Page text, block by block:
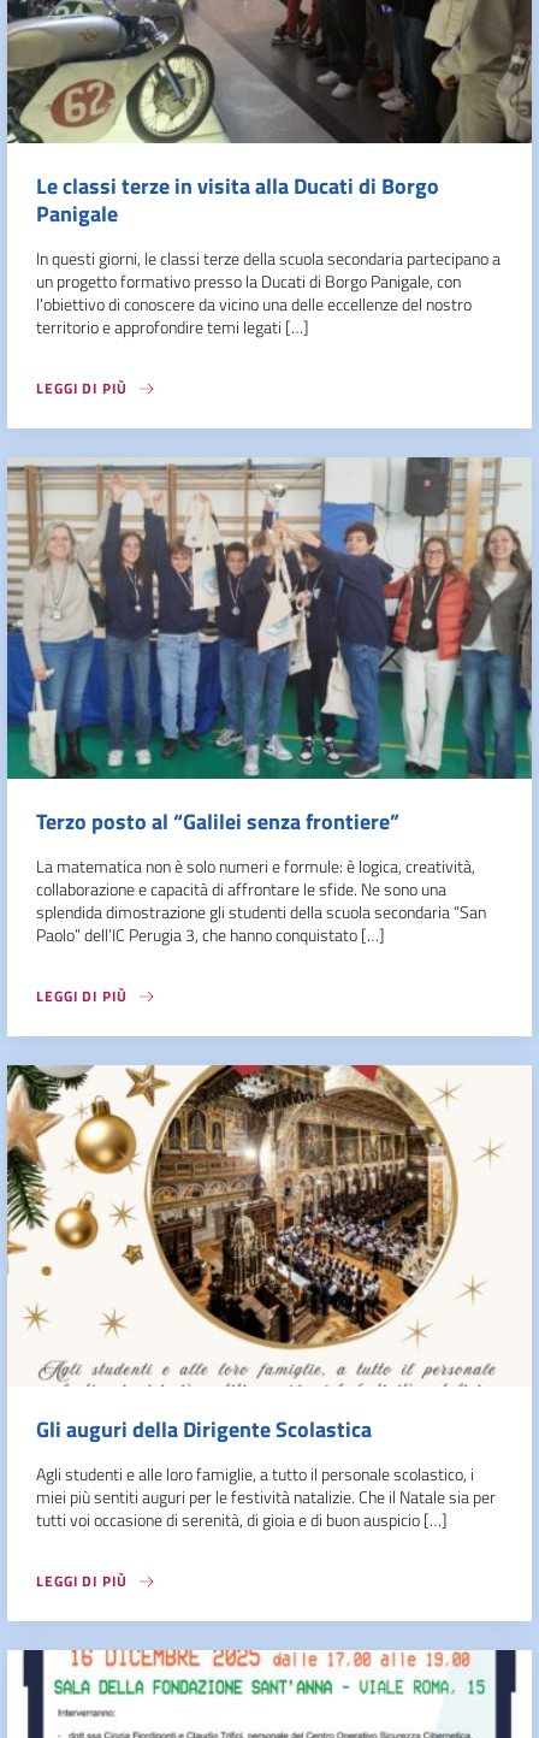
Le classi terze in visita alla Ducati di Borgo
Panigale
In questi giorni, le classi terze della scuola secondaria partecipano a
un progetto formativo presso la Ducati di Borgo Panigale, con
l’obiettivo di conoscere da vicino una delle eccellenze del nostro
territorio e approfondire temi legati […]
LEGGI DI PIÙ
Terzo posto al “Galilei senza frontiere”
La matematica non è solo numeri e formule: è logica, creatività,
collaborazione e capacità di affrontare le sfide. Ne sono una
splendida dimostrazione gli studenti della scuola secondaria “San
Paolo” dell’IC Perugia 3, che hanno conquistato […]
LEGGI DI PIÙ
Gli auguri della Dirigente Scolastica
Agli studenti e alle loro famiglie, a tutto il personale scolastico, i
miei più sentiti auguri per le festività natalizie. Che il Natale sia per
tutti voi occasione di serenità, di gioia e di buon auspicio […]
LEGGI DI PIÙ